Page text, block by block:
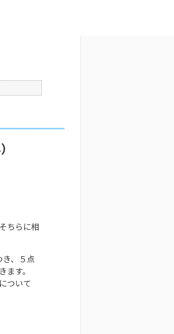
ちらに相
、５点
す。
ついて